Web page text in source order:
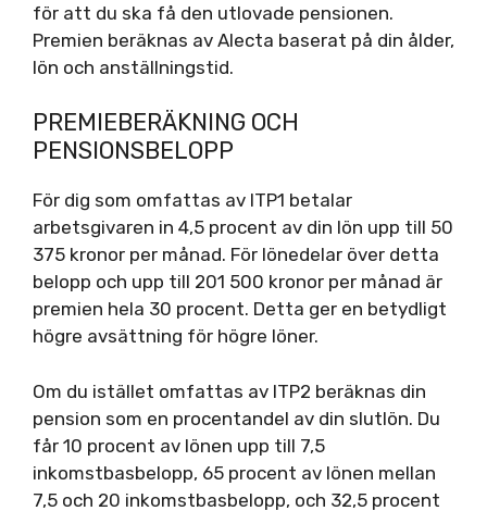
för att du ska få den utlovade pensionen.
Premien beräknas av Alecta baserat på din ålder,
lön och anställningstid.
PREMIEBERÄKNING OCH
PENSIONSBELOPP
För dig som omfattas av ITP1 betalar
arbetsgivaren in 4,5 procent av din lön upp till 50
375 kronor per månad. För lönedelar över detta
belopp och upp till 201 500 kronor per månad är
premien hela 30 procent. Detta ger en betydligt
högre avsättning för högre löner.
Om du istället omfattas av ITP2 beräknas din
pension som en procentandel av din slutlön. Du
får 10 procent av lönen upp till 7,5
inkomstbasbelopp, 65 procent av lönen mellan
7,5 och 20 inkomstbasbelopp, och 32,5 procent